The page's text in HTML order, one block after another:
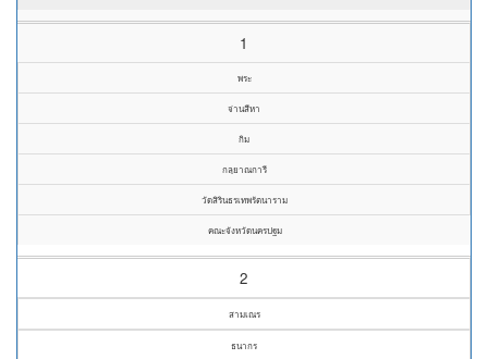
1
พระ
จ่านสีหา
กิม
กลฺยาณการี
วัดสิรินธรเทพรัตนาราม
คณะจังหวัดนครปฐม
2
สามเณร
ธนากร